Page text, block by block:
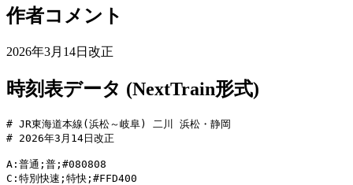
作者コメント
2026年3月14日改正
時刻表データ (NextTrain形式)
# JR東海道本線(浜松～岐阜) 二川 浜松・静岡
# 2026年3月14日改正
A:普通;普;#080808
C:特別快速;特快;#FFD400